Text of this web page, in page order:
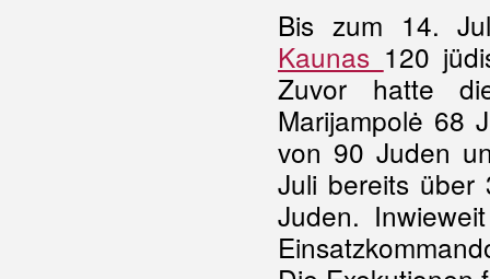
Bis zum 14.
Kaunas 120
Zuvor hatte
Marijampolė 68
von 90 Juden
Juli bereits über
Juden.